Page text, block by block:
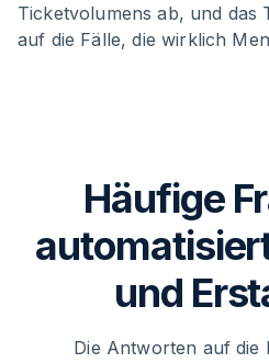
Ticketvolumens ab, und das
auf die Fälle, die wirklich
Häufige
und
Die Antworten auf die